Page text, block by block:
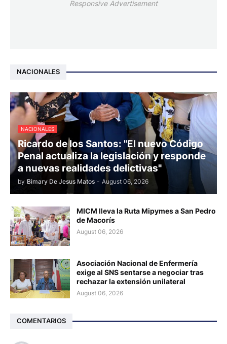
Responsive Advertisement
NACIONALES
NACIONALES
Ricardo de los Santos: "El nuevo Código
Penal actualiza la legislación y responde
a nuevas realidades delictivas"
by Bimary De Jesus Matos - August 06, 2026
MICM lleva la Ruta Mipymes a San Pedro
de Macorís
August 06, 2026
Asociación Nacional de Enfermería
exige al SNS sentarse a negociar tras
rechazar la extensión unilateral
August 06, 2026
COMENTARIOS